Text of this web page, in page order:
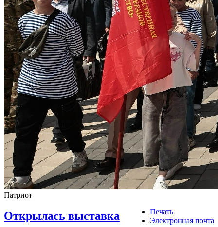
Патриот
Печать
Электронная почта
Открылась выставка